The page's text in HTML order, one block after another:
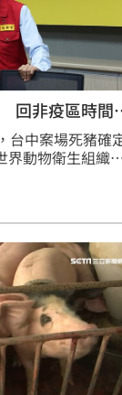
回非疫區時間
台中案場死豬確
界動物衛生組織
報後3個月沒檢出